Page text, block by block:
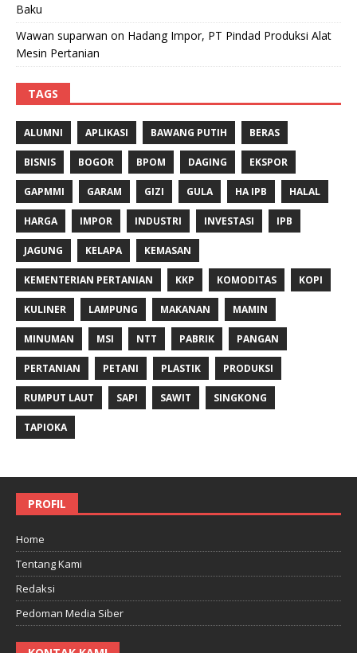
Baku
Wawan suparwan on Hadang Impor, PT Pindad Produksi Alat
Mesin Pertanian
TAGS
ALUMNI APLIKASI BAWANG PUTIH BERAS
BISNIS BOGOR BPOM DAGING EKSPOR
GAPMMI GARAM GIZI GULA HA IPB HALAL
HARGA IMPOR INDUSTRI INVESTASI IPB
JAGUNG KELAPA KEMASAN
KEMENTERIAN PERTANIAN KKP KOMODITAS KOPI
KULINER LAMPUNG MAKANAN MAMIN
MINUMAN MSI NTT PABRIK PANGAN
PERTANIAN PETANI PLASTIK PRODUKSI
RUMPUT LAUT SAPI SAWIT SINGKONG
TAPIOKA
PROFIL
Home
Tentang Kami
Redaksi
Pedoman Media Siber